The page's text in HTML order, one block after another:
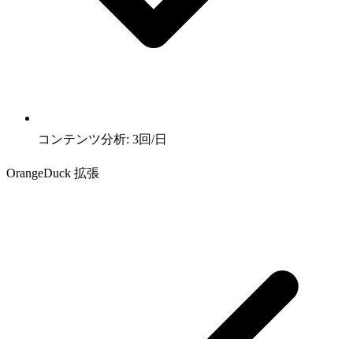
コンテンツ分析: 3回/日
OrangeDuck 拡張